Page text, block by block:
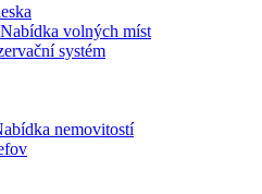
Nabídka volných míst
systém
nemovitostí